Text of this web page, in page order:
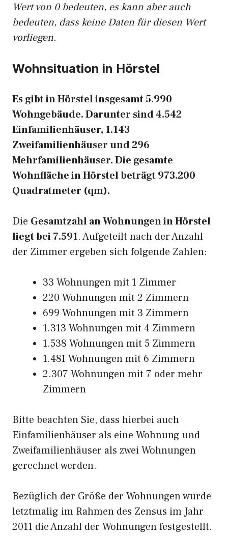
Wert von 0 bedeuten, es kann aber auch
bedeuten, dass keine Daten für diesen Wert
vorliegen.
Wohnsituation in Hörstel
Es gibt in Hörstel insgesamt 5.990
Wohngebäude. Darunter sind 4.542
Einfamilienhäuser, 1.143
Zweifamilienhäuser und 296
Mehrfamilienhäuser. Die gesamte
Wohnfläche in Hörstel beträgt 973.200
Quadratmeter (qm).
Die Gesamtzahl an Wohnungen in Hörstel
liegt bei 7.591. Aufgeteilt nach der Anzahl
der Zimmer ergeben sich folgende Zahlen:
33 Wohnungen mit 1 Zimmer
220 Wohnungen mit 2 Zimmern
699 Wohnungen mit 3 Zimmern
1.313 Wohnungen mit 4 Zimmern
1.538 Wohnungen mit 5 Zimmern
1.481 Wohnungen mit 6 Zimmern
2.307 Wohnungen mit 7 oder mehr
Zimmern
Bitte beachten Sie, dass hierbei auch
Einfamilienhäuser als eine Wohnung und
Zweifamilienhäuser als zwei Wohnungen
gerechnet werden.
Bezüglich der Größe der Wohnungen wurde
letztmalig im Rahmen des Zensus im Jahr
2011 die Anzahl der Wohnungen festgestellt.